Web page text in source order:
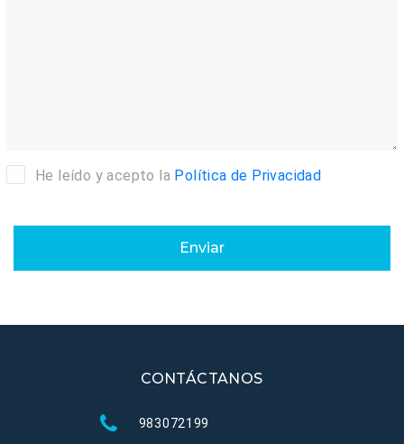
He leído y acepto la Política de Privacidad
Enviar
CONTÁCTANOS
983072199